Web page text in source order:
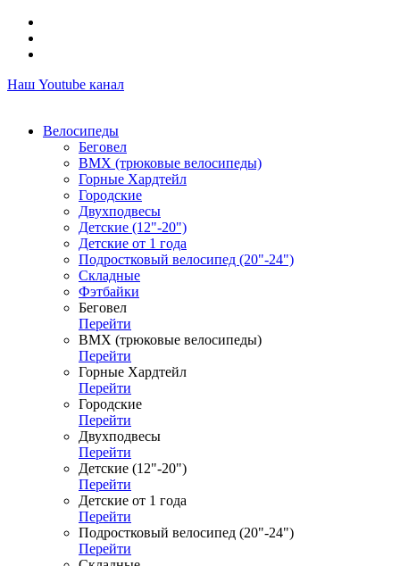
Наш Youtube канал
Велосипеды
Беговел
ВМХ (трюковые велосипеды)
Горные Хардтейл
Городские
Двухподвесы
Детские (12"-20")
Детские от 1 года
Подростковый велосипед (20"-24")
Складные
Фэтбайки
Беговел
Перейти
ВМХ (трюковые велосипеды)
Перейти
Горные Хардтейл
Перейти
Городские
Перейти
Двухподвесы
Перейти
Детские (12"-20")
Перейти
Детские от 1 года
Перейти
Подростковый велосипед (20"-24")
Перейти